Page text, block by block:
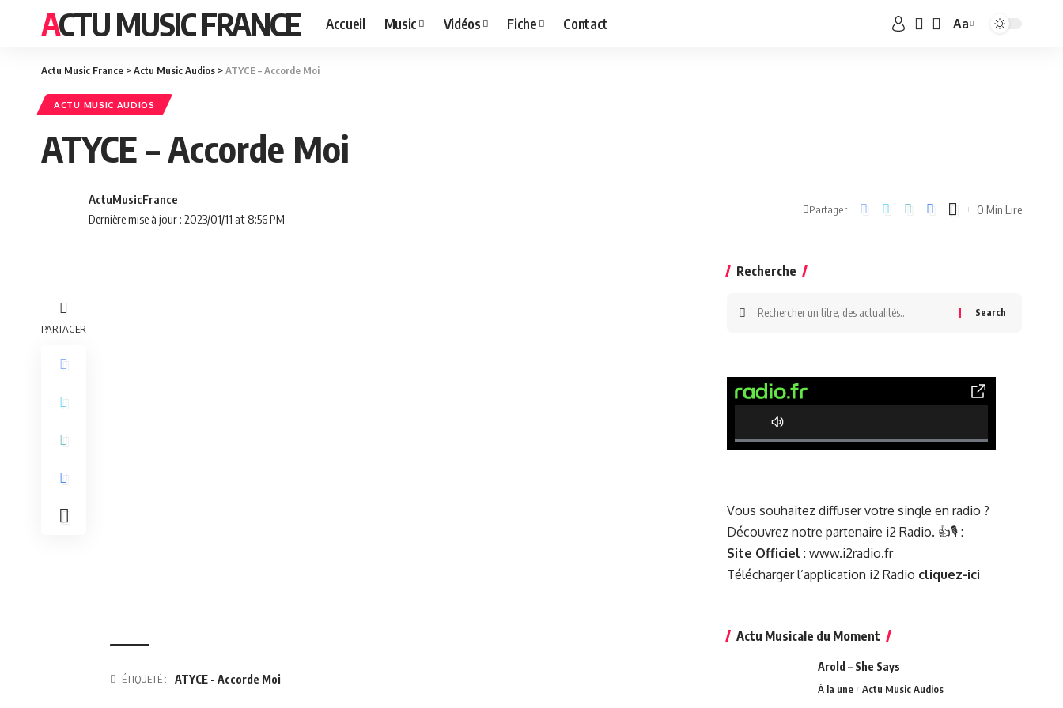
ACTU MUSIC FRANCE Accueil Music Vidéos Fiche Contact Aa
Actu Music France >Actu Music Audios >ATYCE – Accorde Moi
ACTU MUSIC AUDIOS
ATYCE – Accorde Moi
Dernière mise à jour : 2023/01/11 at 8:56 PM
ActuMusicFrance
Partager 0 Min Lire
PARTAGER
ÉTIQUETÉ : ATYCE - Accorde Moi
Recherche
0% Complete
Vous souhaitez diffuser votre single en radio ?
Découvrez notre partenaire i2 Radio. 👍🎙️ :
Site Officiel: www.i2radio.fr
Télécharger l’application i2 Radio cliquez-ici
Actu Musicale du Moment
Arold – She Says
À la une Actu Music Audios